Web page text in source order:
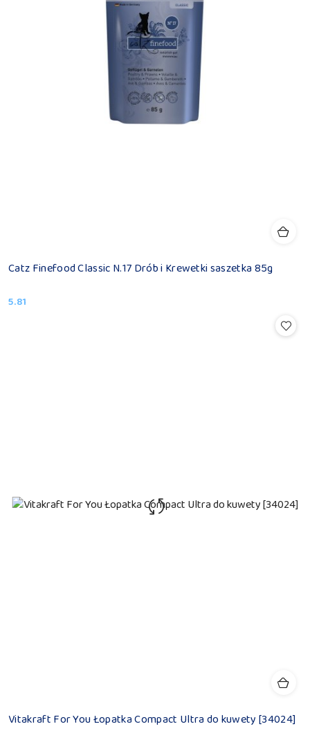
Catz Finefood Classic N.17 Drób i Krewetki saszetka 85g
Cena:
5.81
Vitakraft For You Łopatka Compact Ultra do kuwety [34024]